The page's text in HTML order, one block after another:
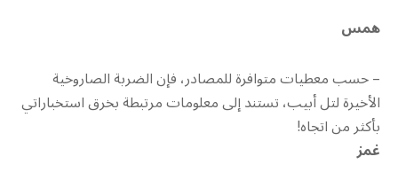
همس
– حسب معطيات متوافرة للمصادر، فإن الضربة الصاروخية
الأخيرة لتل أبيب، تستند إلى معلومات مرتبطة بخرق استخباراتي
بأكثر من اتجاه!
غمز